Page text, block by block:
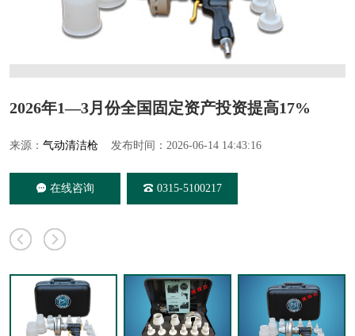
2026年1—3月份全国固定资产投资提高17%
来源： 气动清洁枪 发布时间：2026-06-14 14:43:16
在线咨询 0315-5100217